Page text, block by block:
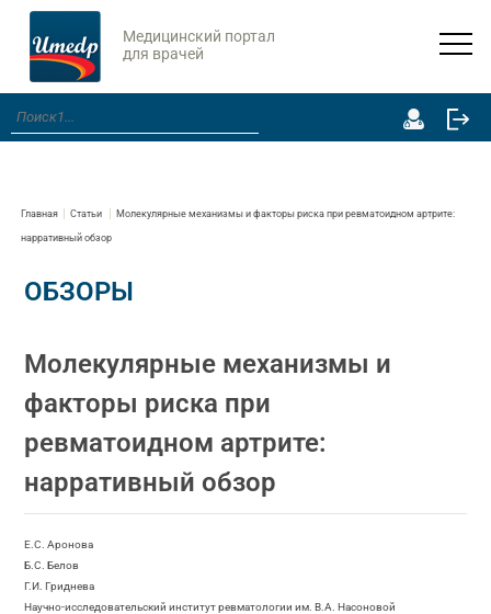
Медицинский портал
для врачей
Главная Статьи Молекулярные механизмы и факторы риска при ревматоидном артрите:
нарративный обзор
ОБЗОРЫ
Молекулярные механизмы и
факторы риска при
ревматоидном артрите:
нарративный обзор
Е.С. Аронова
Б.С. Белов
Г.И. Гриднева
Научно-исследовательский институт ревматологии им. В.А. Насоновой